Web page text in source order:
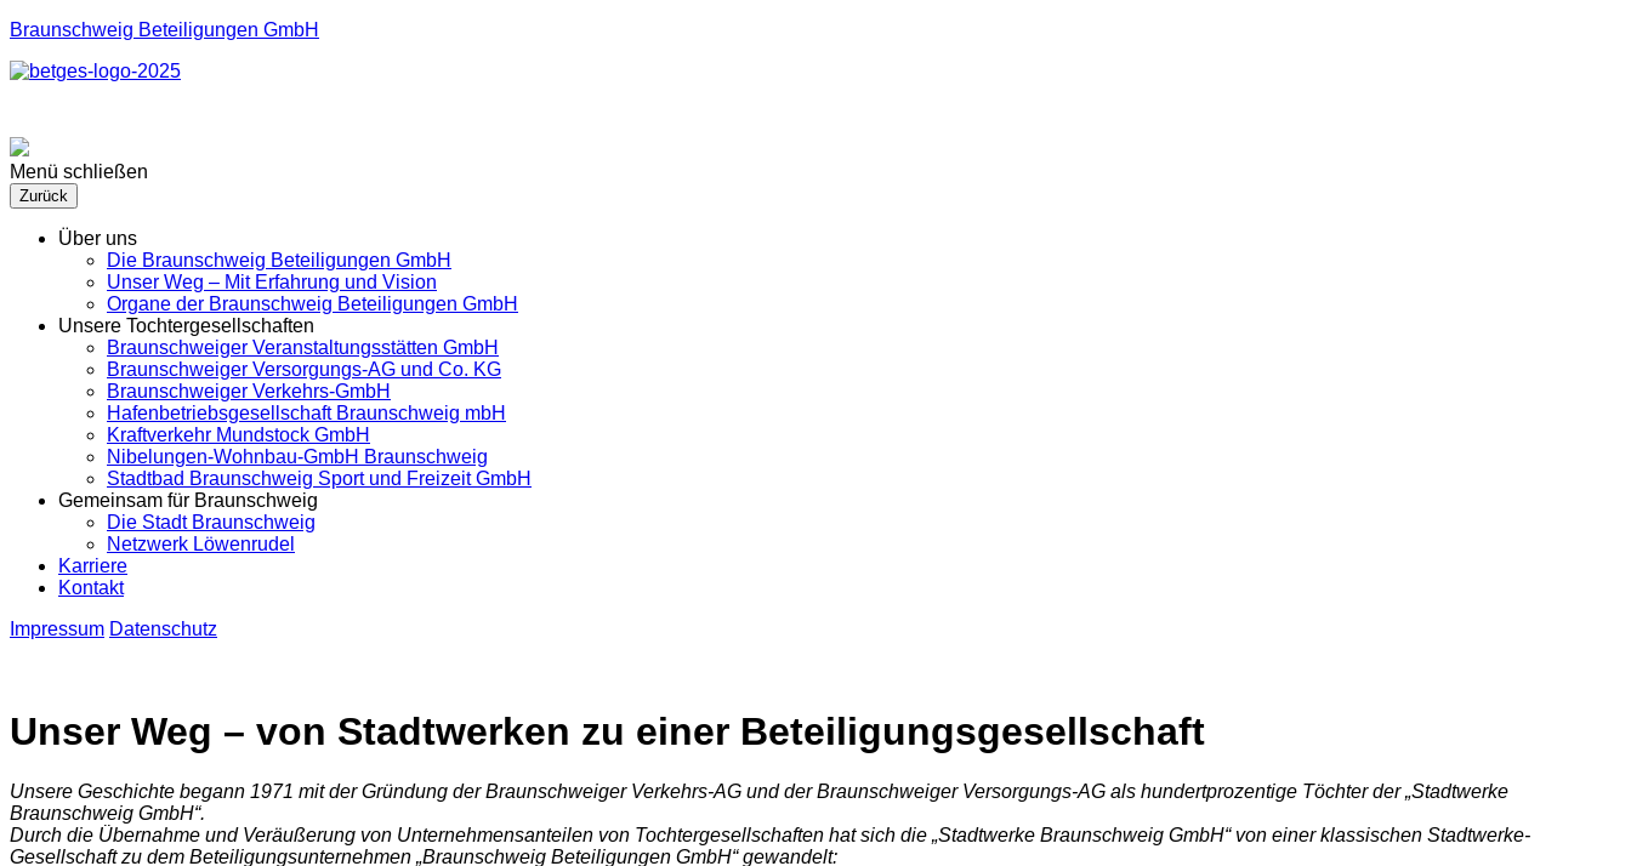
Braunschweig Beteiligungen GmbH
Menü schließen
Zurück
Über uns
Die Braunschweig Beteiligungen GmbH
Unser Weg – Mit Erfahrung und Vision
Organe der Braunschweig Beteiligungen GmbH
Unsere Tochtergesellschaften
Braunschweiger Veranstaltungsstätten GmbH
Braunschweiger Versorgungs-AG und Co. KG
Braunschweiger Verkehrs-GmbH
Hafenbetriebsgesellschaft Braunschweig mbH
Kraftverkehr Mundstock GmbH
Nibelungen-Wohnbau-GmbH Braunschweig
Stadtbad Braunschweig Sport und Freizeit GmbH
Gemeinsam für Braunschweig
Die Stadt Braunschweig
Netzwerk Löwenrudel
Karriere
Kontakt
Impressum Datenschutz
Unser Weg – von Stadtwerken zu einer Beteiligungsgesellschaft
Unsere Geschichte begann 1971 mit der Gründung der Braunschweiger Verkehrs-AG und der Braunschweiger Versorgungs-AG als hundertprozentige Töchter der „Stadtwerke
Braunschweig GmbH“.
Durch die Übernahme und Veräußerung von Unternehmensanteilen von Tochtergesellschaften hat sich die „Stadtwerke Braunschweig GmbH“ von einer klassischen Stadtwerke-
Gesellschaft zu dem Beteiligungsunternehmen „Braunschweig Beteiligungen GmbH“ gewandelt: